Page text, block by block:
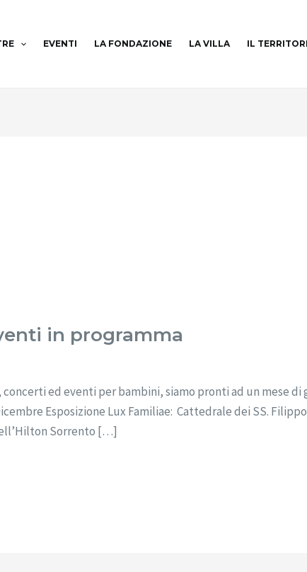
EVENTI LA FONDAZIONE LA VILLA IL
in programma
ed eventi per bambini, siamo pronti ad un mese di
Esposizione Lux Familiae: Cattedrale dei SS. Filippo
Sorrento […]